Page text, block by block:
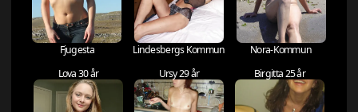
Fjugesta Lindesbergs Kommun
Nora-Kommun
Lova 30 år
Ursy 29 år Birgitta 25 år